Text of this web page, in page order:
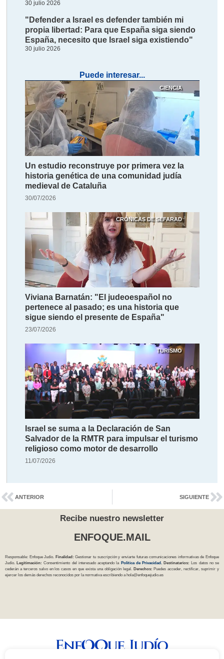
30 julio 2026
"Defender a Israel es defender también mi
propia libertad: Para que España siga siendo
España, necesito que Israel siga existiendo"
30 julio 2026
Puede interesar...
CIENCIA
Un estudio reconstruye por primera vez la
historia genética de una comunidad judía
medieval de Cataluña
30/07/2026
CRÓNICAS DE SEFARAD
Viviana Barnatán: "El judeoespañol no
pertenece al pasado; es una historia que
sigue siendo el presente de España"
23/07/2026
TURISMO
Israel se suma a la Declaración de San
Salvador de la RMTR para impulsar el turismo
religioso como motor de desarrollo
11/07/2026
ANTERIOR SIGUIENTE
Recibe nuestro newsletter
ENFOQUE.MAIL
Responsable: Enfoque Judío. Finalidad: Gestionar tu suscripción y enviarte futuras comunicaciones informativas de Enfoque
Judío. Legitimación: Consentimiento del interesado aceptando la Política de Privacidad . Destinatarios: Los datos no se
cederán a terceros salvo en los casos en que exista una obligación legal. Derechos: Puedes acceder, rectificar, suprimir y
ejercer los demás derechos reconocidos por la normativa escribiendo a hola@enfoquejudio.es